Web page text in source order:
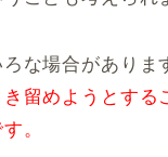
な場合がありま
留めようとする
。